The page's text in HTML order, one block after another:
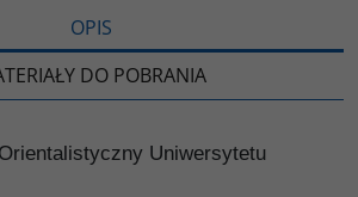
OPIS
DO POBRANIA
Uniwersytetu